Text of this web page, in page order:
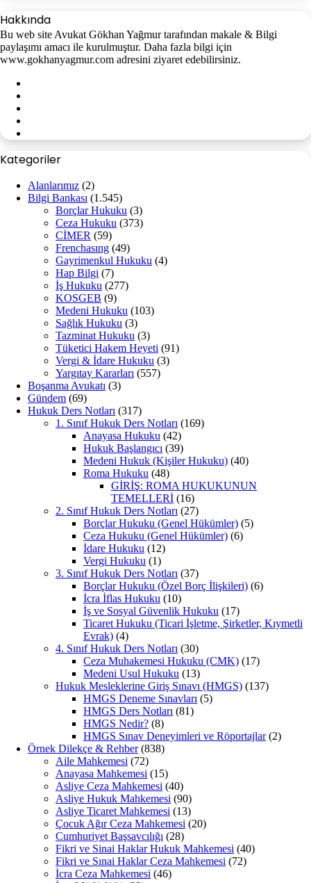
Hakkında
Bu web site Avukat Gökhan Yağmur tarafından makale & Bilgi
paylaşımı amacı ile kurulmuştur. Daha fazla bilgi için
www.gokhanyagmur.com adresini ziyaret edebilirsiniz.
Kategoriler
Alanlarımız (2)
Bilgi Bankası (1.545)
Borçlar Hukuku (3)
Ceza Hukuku (373)
CİMER (59)
Frenchasıng (49)
Gayrimenkul Hukuku (4)
Hap Bilgi (7)
İş Hukuku (277)
KOSGEB (9)
Medeni Hukuku (103)
Sağlık Hukuku (3)
Tazminat Hukuku (3)
Tüketici Hakem Heyeti (91)
Vergi & İdare Hukuku (3)
Yargıtay Kararları (557)
Boşanma Avukatı (3)
Gündem (69)
Hukuk Ders Notları (317)
1. Sınıf Hukuk Ders Notları (169)
Anayasa Hukuku (42)
Hukuk Başlangıcı (39)
Medeni Hukuk (Kişiler Hukuku) (40)
Roma Hukuku (48)
GİRİŞ: ROMA HUKUKUNUN
TEMELLERİ (16)
2. Sınıf Hukuk Ders Notları (27)
Borçlar Hukuku (Genel Hükümler) (5)
Ceza Hukuku (Genel Hükümler) (6)
İdare Hukuku (12)
Vergi Hukuku (1)
3. Sınıf Hukuk Ders Notları (37)
Borçlar Hukuku (Özel Borç İlişkileri) (6)
İcra İflas Hukuku (10)
İş ve Sosyal Güvenlik Hukuku (17)
Ticaret Hukuku (Ticari İşletme, Şirketler, Kıymetli
Evrak) (4)
4. Sınıf Hukuk Ders Notları (30)
Ceza Muhakemesi Hukuku (CMK) (17)
Medeni Usul Hukuku (13)
Hukuk Mesleklerine Giriş Sınavı (HMGS) (137)
HMGS Deneme Sınavları (5)
HMGS Ders Notları (81)
HMGS Nedir? (8)
HMGS Sınav Deneyimleri ve Röportajlar(2)
Örnek Dilekçe & Rehber(838)
Aile Mahkemesi (72)
Anayasa Mahkemesi (15)
Asliye Ceza Mahkemesi (40)
Asliye Hukuk Mahkemesi (90)
Asliye Ticaret Mahkemesi (13)
Çocuk Ağır Ceza Mahkemesi (20)
Cumhuriyet Başsavcılığı (28)
Fikri ve Sinai Haklar Hukuk Mahkemesi (40)
Fikri ve Sınai Haklar Ceza Mahkemesi (72)
İcra Ceza Mahkemesi (46)